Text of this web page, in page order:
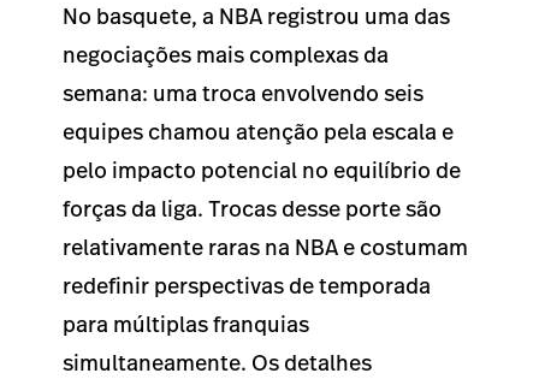
No basquete, a NBA registrou uma das
negociações mais complexas da
semana: uma troca envolvendo seis
equipes chamou atenção pela escala e
pelo impacto potencial no equilíbrio de
forças da liga. Trocas desse porte são
relativamente raras na NBA e costumam
redefinir perspectivas de temporada
para múltiplas franquias
simultaneamente. Os detalhes